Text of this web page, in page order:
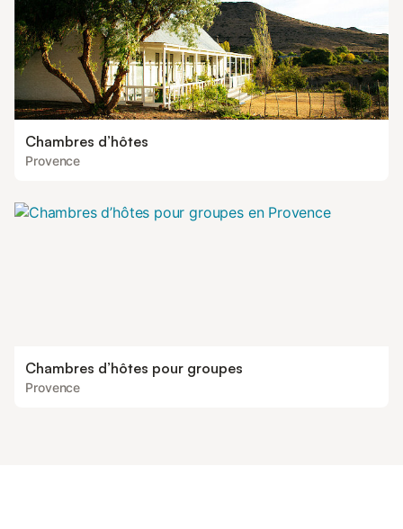
Chambres d’hôtes
Provence
Chambres d’hôtes pour groupes
Provence